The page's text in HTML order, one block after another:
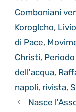
Comboniani
Koroglcho,
di Pace,
Christi,
dell'acqua,
napoli, rivista,
Nasce